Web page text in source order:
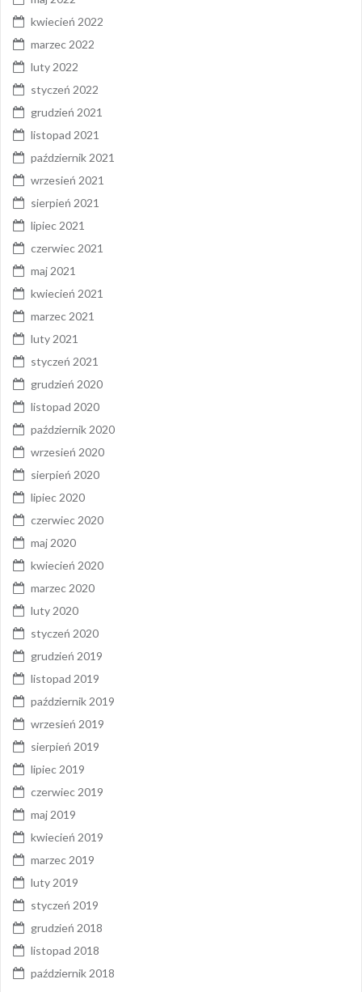
kwiecień 2022
marzec 2022
luty 2022
styczeń 2022
grudzień 2021
listopad 2021
październik 2021
wrzesień 2021
sierpień 2021
lipiec 2021
czerwiec 2021
maj 2021
kwiecień 2021
marzec 2021
luty 2021
styczeń 2021
grudzień 2020
listopad 2020
październik 2020
wrzesień 2020
sierpień 2020
lipiec 2020
czerwiec 2020
maj 2020
kwiecień 2020
marzec 2020
luty 2020
styczeń 2020
grudzień 2019
listopad 2019
październik 2019
wrzesień 2019
sierpień 2019
lipiec 2019
czerwiec 2019
maj 2019
kwiecień 2019
marzec 2019
luty 2019
styczeń 2019
grudzień 2018
listopad 2018
październik 2018